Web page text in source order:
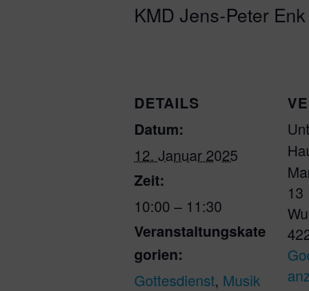
KMD Jens-Peter
DETAILS
Datum:
12. Januar 2025
Zeit:
10:00 – 11:30
Veranstaltungskate
gorien:
Gottesdienst, Musik
13